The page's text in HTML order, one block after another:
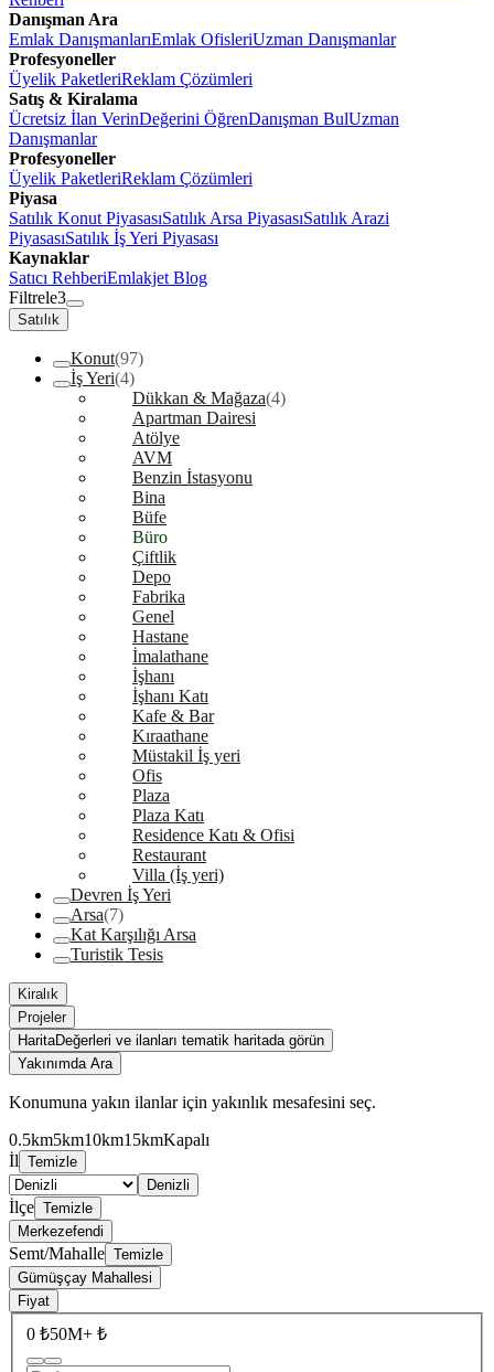
Danışman Ara
Emlak DanışmanlarıEmlak OfisleriUzman Danışmanlar
Profesyoneller
Üyelik PaketleriReklam Çözümleri
Satış & Kiralama
Ücretsiz İlan VerinDeğerini ÖğrenDanışman BulUzman
Danışmanlar
Profesyoneller
Üyelik PaketleriReklam Çözümleri
Piyasa
Satılık Konut PiyasasıSatılık Arsa PiyasasıSatılık Arazi
PiyasasıSatılık İş Yeri Piyasası
Kaynaklar
Satıcı RehberiEmlakjet Blog
Filtrele3
Satılık
Konut(97)
İş Yeri(4)
Dükkan & Mağaza(4)
Apartman Dairesi
Atölye
AVM
Benzin İstasyonu
Bina
Büfe
Büro
Çiftlik
Depo
Fabrika
Genel
Hastane
İmalathane
İşhanı
İşhanı Katı
Kafe & Bar
Kıraathane
Müstakil İş yeri
Ofis
Plaza
Plaza Katı
Residence Katı & Ofisi
Restaurant
Villa (İş yeri)
Devren İş Yeri
Arsa(7)
Kat Karşılığı Arsa
Turistik Tesis
Kiralık
Projeler
HaritaDeğerleri ve ilanları tematik haritada görün
Yakınımda Ara
Konumuna yakın ilanlar için yakınlık mesafesini seç.
0.5km5km10km15kmKapalı
İl Temizle
Denizli
İlçe Temizle
Merkezefendi
Semt/Mahalle Temizle
Gümüşçay Mahallesi
Fiyat
0 ₺50M+ ₺